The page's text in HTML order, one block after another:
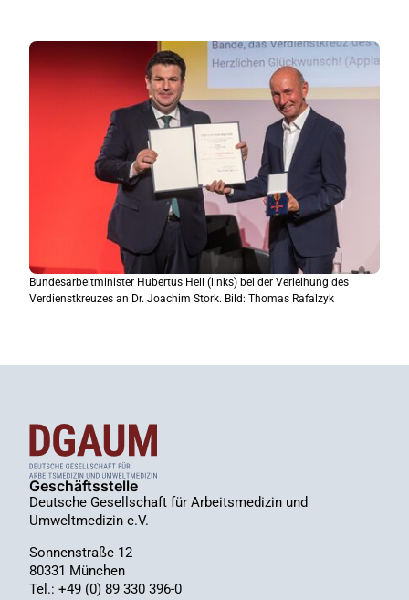
Bundesarbeitminister Hubertus Heil (links) bei der Verleihung des
Verdienstkreuzes an Dr. Joachim Stork. Bild: Thomas Rafalzyk
Geschäftsstelle
Deutsche Gesellschaft für Arbeitsmedizin und
Umweltmedizin e.V.
Sonnenstraße 12
80331 München
Tel.: +49 (0) 89 330 396-0